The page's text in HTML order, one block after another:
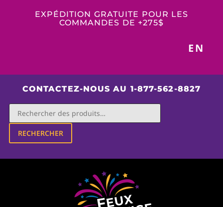
EXPÉDITION GRATUITE POUR LES
COMMANDES DE +275$
EN
CONTACTEZ-NOUS AU 1-877-562-8827
RECHERCHER